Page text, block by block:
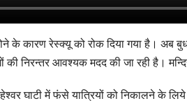
के कारण रेस्क्यू को रोक दिया गया है। अब
की निरन्तर आवश्यक मदद की जा रही है।
घाटी में फंसे यात्रियों को निकालने के